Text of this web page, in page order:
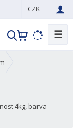
CZK
V
a
☰
4kg, barva